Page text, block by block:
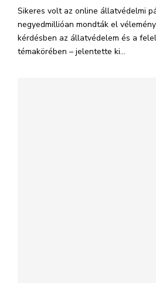
Sikeres volt az online állatvédelmi
negyedmillióan mondták el
kérdésben az állatvédelem és a
témakörében – jelentette ki...